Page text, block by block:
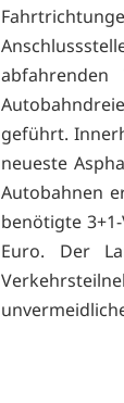
geführt.
neueste
Autobahnen
benötigte
Euro. Der